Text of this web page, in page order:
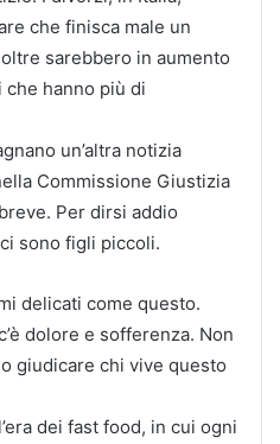
che finisca male un
sarebbero in aumento
hanno più di
un’altra notizia
Commissione Giustizia
Per dirsi addio
sono figli piccoli.
delicati come questo.
dolore e sofferenza. Non
giudicare chi vive questo
dei fast food, in cui ogni